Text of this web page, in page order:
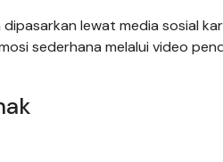
lewat media sosial
sederhana melalui video